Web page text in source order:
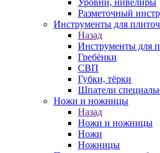
Уровни, нивелиры
Разметочный
Инструменты для
Назад
Инструменты для
Гребёнки
СВП
Губки, тёрки
Шпатели
Ножи и ножницы
Назад
Ножи и ножницы
Ножи
Ножницы